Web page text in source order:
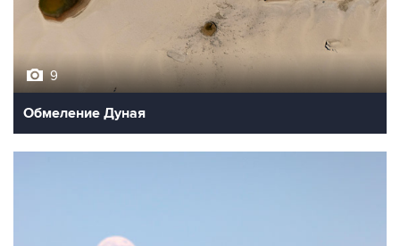
9
Обмеление Дуная